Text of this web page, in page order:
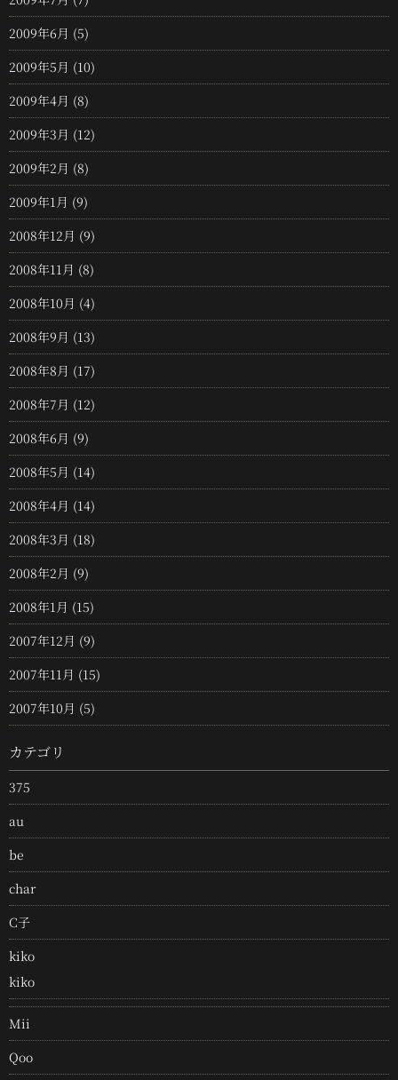
2009年6月 (5)
2009年5月 (10)
2009年4月 (8)
2009年3月 (12)
2009年2月 (8)
2009年1月 (9)
2008年12月 (9)
2008年11月 (8)
2008年10月 (4)
2008年9月 (13)
2008年8月 (17)
2008年7月 (12)
2008年6月 (9)
2008年5月 (14)
2008年4月 (14)
2008年3月 (18)
2008年2月 (9)
2008年1月 (15)
2007年12月 (9)
2007年11月 (15)
2007年10月 (5)
カテゴリ
375
au
be
char
C子
kiko
kiko
Mii
Qoo